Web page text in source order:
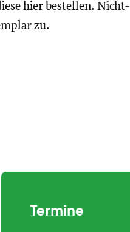
hier bestellen. Nicht-
zu.
Termine